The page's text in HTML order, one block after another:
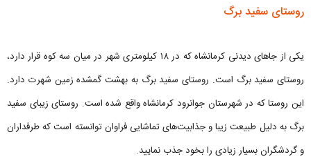
روستای سفید برگ
یکی از جاهای دیدنی کرمانشاه که در ۱۸ کیلومتری شهر در میان سه کوه قرار دارد،
روستای سفید برگ است. روستای سفید برگ به بهشت گمشده زمین شهرت دارد.
این روستا که در شهرستان جوانرود کرمانشاه واقع شده است. روستای زیبای سفید
برگ به دلیل طبیعت زیبا و جذابیت‌های تماشایی فراوان توانسته است که طرفداران
و گردشگران بسیار زیادی را بخود جذب نمایید.